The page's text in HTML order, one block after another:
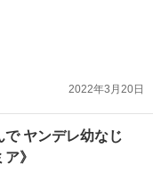
2022年3月20日
ヤンデレ幼なじ
》